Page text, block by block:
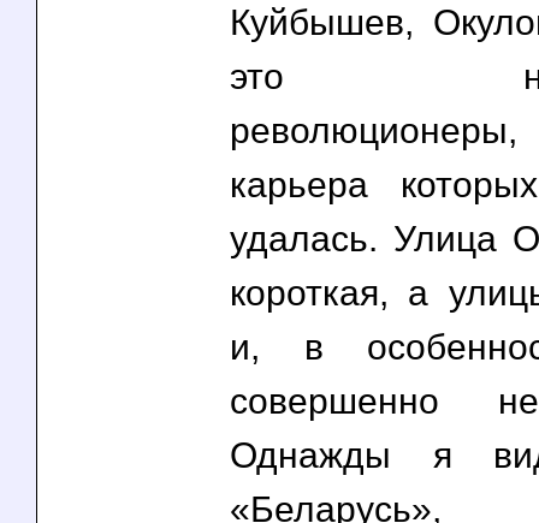
Куйбышев,
это
карьера
удалась. Улица
короткая, а
и, в
совершенно
Однажды я